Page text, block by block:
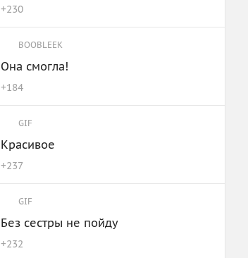
+230
BOOBLEEK
Она смогла!
+184
GIF
Красивое
+237
GIF
Без сестры не пойду
+232